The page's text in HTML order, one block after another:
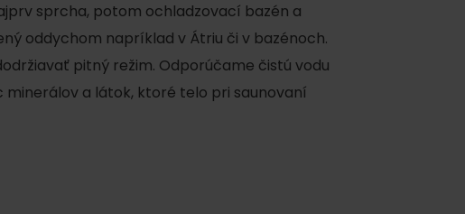
sprcha, potom ochladzovací bazén a
oddychom napríklad v Átriu či v bazénoch.
pitný režim. Odporúčame čistú vodu
minerálov a látok, ktoré telo pri saunovaní